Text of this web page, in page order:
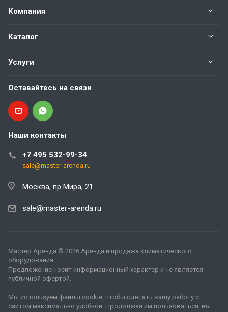
Компания
Каталог
Услуги
Оставайтесь на связи
Наши контакты
+7 495 532-99-34
sale@master-arenda.ru
Москва, пр Мира, 21
sale@master-arenda.ru
Мастер Аренда © 2026 Аренда и продажа климатического
оборудования.
Предложение носит информационный характер и не является
публичной офертой.
Мы используем файлы cookie, чтобы сделать вашу работу с
сайтом максимально удобной. Продолжая им пользоваться, вы